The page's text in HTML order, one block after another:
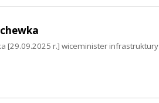
[29.09.2025 r.] wiceminister infrastruktury